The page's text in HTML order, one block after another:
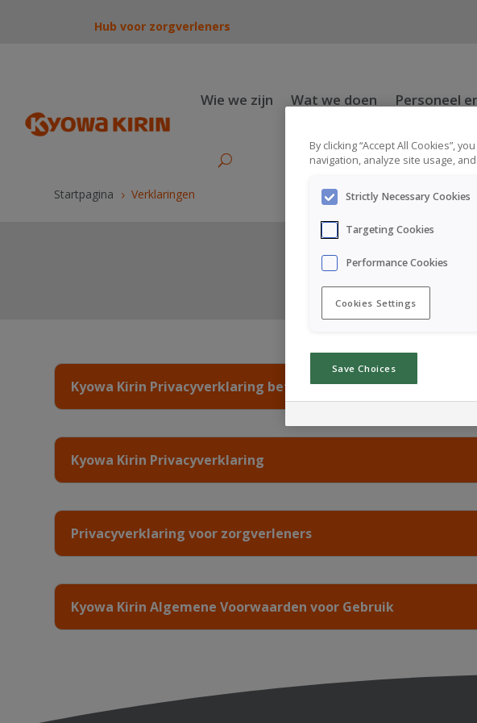
Hub voor zorgverleners
Wie we zijn Wat we doen Personeel
Startpagina 5 Verklaringen
Kyowa Kirin Privacyverklaring betreffende Medische
Kyowa Kirin Privacyverklaring
Privacyverklaring voor zorgverleners
Kyowa Kirin Algemene Voorwaarden voor Gebruik
By clicking “Accept All Cookies”,
navigation, analyze site usage,
Strictly Necessary Cookies
Targeting Cookies
Performance Cookies
Cookies Settings
Save Choices